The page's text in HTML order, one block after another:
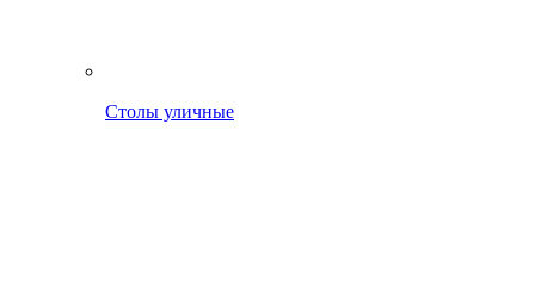
Столы уличные